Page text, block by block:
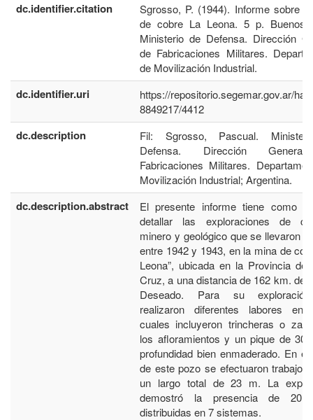
dc.identifier.citation
Sgrosso, P. (1944). Informe sobre
de cobre La Leona. 5 p. Buenos
Ministerio de Defensa. Dirección
de Fabricaciones Militares.
de Movilización Industrial.
dc.identifier.uri
https://repositorio.segemar.gov.ar/
8849217/4412
dc.description
Fil: Sgrosso, Pascual.
Defensa. Dirección
Fabricaciones Militares.
Movilización Industrial; Argentina.
dc.description.abstract
El presente informe tiene como
detallar las exploraciones de
minero y geológico que se llevaron a
entre 1942 y 1943, en la mina de
Leona”, ubicada en la Provincia de
Cruz, a una distancia de 162 km. de
Deseado. Para su
realizaron diferentes labores
cuales incluyeron trincheras o
los afloramientos y un pique de 30
profundidad bien enmaderado. En el
de este pozo se efectuaron trabajos
un largo total de 23 m. La
demostró la presencia de 20
distribuidas en 7 sistemas.